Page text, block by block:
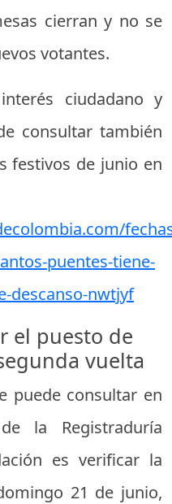
cierran y no se
votantes.
ciudadano y
consultar también
festivos de junio en
puentes-tiene-
descanso-nwtjyf
el puesto de
vuelta
puede consultar en
la Registraduría
es verificar la
21 de junio,